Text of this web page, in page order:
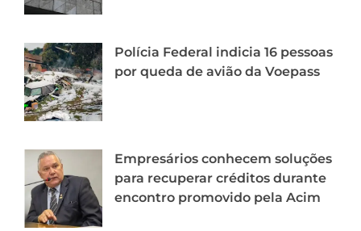
Polícia Federal indicia 16 pessoas
por queda de avião da Voepass
Empresários conhecem soluções
para recuperar créditos durante
encontro promovido pela Acim